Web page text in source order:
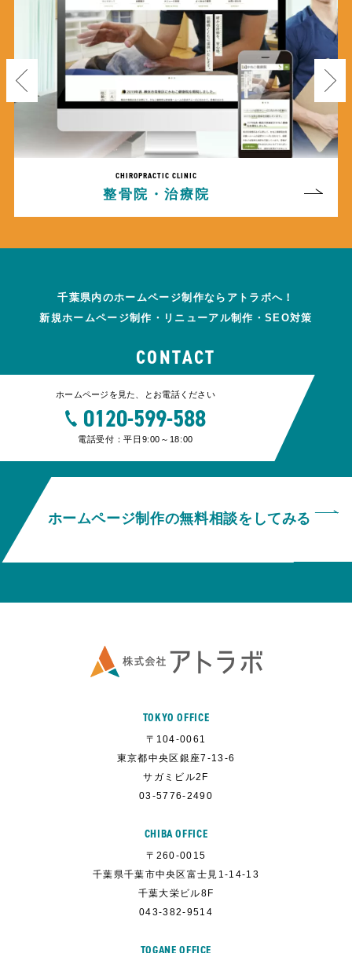
塗装業
千葉県内のホームページ制作ならアトラボへ！
新規ホームページ制作・リニューアル制作・SEO対策
CONTACT
ホームページを見た、とお電話ください
0120-599-588
電話受付：平日9:00～18:00
ホームページ制作の無料相談をしてみる
TOKYO OFFICE
〒104-0061
東京都中央区銀座7-13-6
サガミビル2F
03-5776-2490
CHIBA OFFICE
〒260-0015
千葉県千葉市中央区富士見1-14-13
千葉大栄ビル8F
043-382-9514